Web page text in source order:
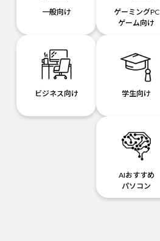
一般向け
ゲーミングPC
ゲーム向け
ビジネス向け 学生向け
AIおすすめ
パソコン